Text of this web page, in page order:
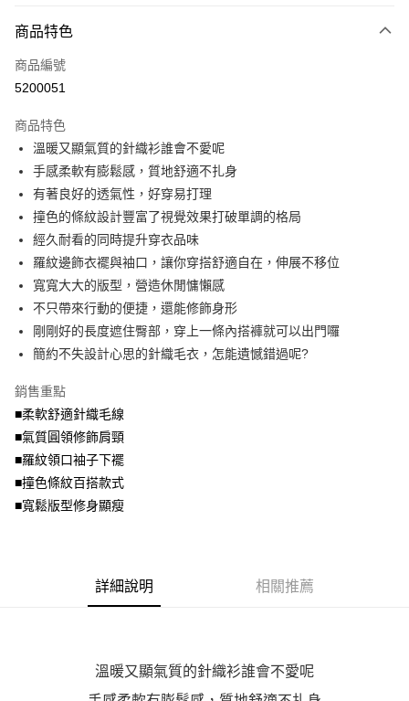
大哥付你分期
【大哥付你分期使用說明】
1.本服務由台灣大哥大提供，台灣大哥大用戶可立即使用無須另外申請。
流程，驗證手機門號後，選擇欲分期的期數、繳款截止日，確認付款後即完
成交易。
3.實際核准額度、可分期數及費用金額請依後續交易確認頁面所載為準。
4.訂單成立30分鐘內，如未前往確認交易或遇審核未通過，訂單將自動取
法說明評估內容。
【繳款方式說明】
1.分期款項不併入電信帳單，「大哥付你分期」於每月結算日後寄送繳費提
醒簡訊。
2.透過簡訊連結打開帳單後，可選擇「超商條碼／台灣大直營門市／銀行轉
帳／街口支付／iPASS MONEY」等通路繳費。
【注意事項】
1.本服務係由「台灣大哥大股份有限公司」（以下簡稱本公司）所提供，讓
用戶於交易時，得透過本服務購買商品或服務，並由商店將買賣／分期付款
資料（包含姓名、電話或地址）提供予台灣大哥大進項蒐集、處理及利用，
由本公司與您本人進行分期帳單所需資料之確認、核對及更正。
3.完整用戶服務條款，請詳閱以下連結：
AFTEE先享後付
【關於「AFTEE先享後付」】
AFTEE先享後付是「在收到商品之後才付款」的支付方式。 讓您購物簡單
便利好安心！
１．簡單：不需註冊會員、不需綁卡、不需儲值。
２．便利：只要手機號碼，簡訊認證，即可結帳。
３．安心：先確認商品／服務後，再付款。
【「AFTEE先享後付」結帳流程】
１．於結帳方式選擇「AFTEE先享後付」後，將跳轉至「AFTEE先享後付」
２．訂單成立數日內，您將收到繳費通知簡訊。
３．收到繳費通知簡訊後14天內，點擊此簡訊中的連結，可透過四大超商／
ATM／網路銀行／等多元方式進行付款，方視為交易完成。
※ 請注意：結帳手續完成當下不需立刻繳費，但若您需要取消訂單，請聯絡
購買商品的店家。未經商家同意取消之訂單仍視為有效，需透過AFTEE先享
※ 交易是否成功請以「AFTEE先享後付 」之結帳頁面顯示為準，若有關於
是否繳費成功／繳費後需取消欲退款等相關疑問，請聯繫「AFTEE先享後付
客戶支援中心」https://netprotections.freshdesk.com/support/home
【注意事項】
易，需依本服務之必要範圍內提供個人資料，並將交易相關給付款項請求債
權轉讓予恩沛科技股份有限公司。
４．使用「AFTEE先享後付」時，將依據個別帳號之用戶狀況，依本公司即
恩沛科技股份有限公司將有權停止該用戶之使用額度並採取法律行動。
ATM付款
全家取貨付款
每筆NT$70，滿NT$699(含以上)免運費
付款後全家取貨
7-11取貨付款
每筆NT$70，滿NT$799(含以上)免運費
付款後7-11取貨
每筆NT$70，滿NT$699(含以上)免運費
宅配
商品特色
商品編號
5200051
商品特色
溫暖又顯氣質的針織衫誰會不愛呢
手感柔軟有膨鬆感，質地舒適不扎身
有著良好的透氣性，好穿易打理
撞色的條紋設計豐富了視覺效果打破單調的格局
經久耐看的同時提升穿衣品味
羅紋邊飾衣襬與袖口，讓你穿搭舒適自在，伸展不移位
寬寬大大的版型，營造休閒慵懶感
不只帶來行動的便捷，還能修飾身形
剛剛好的長度遮住臀部，穿上一條內搭褲就可以出門囉
簡約不失設計心思的針織毛衣，怎能遺憾錯過呢?
銷售重點
■柔軟舒適針織毛線
■氣質圓領修飾肩頸
■羅紋領口袖子下襬
■撞色條紋百搭款式
■寬鬆版型修身顯瘦
詳細說明 相關推薦
溫暖又顯氣質的針織衫誰會不愛呢